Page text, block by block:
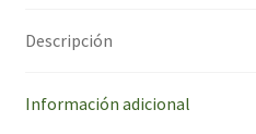
Descripción
Información adicional